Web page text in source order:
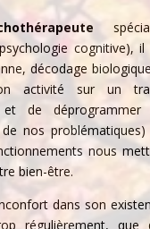
cognitive), il
décodage
activité sur un
et de déprogrammer
nos problématiques)
nous
bien-être.
dans son
régulièrement, que